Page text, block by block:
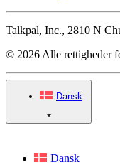
Talkpal, Inc., 2810 N
© 2026 Alle rettigheder
Dansk
Dansk